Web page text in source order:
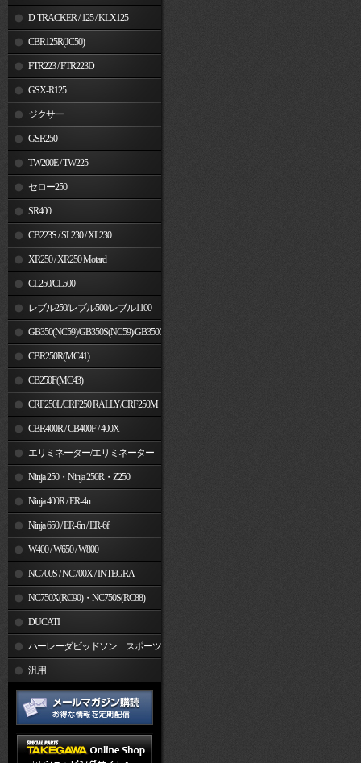
D-TRACKER / 125 / KLX125
CBR125R(JC50)
FTR223 / FTR223D
GSX-R125
ジクサー
GSR250
TW200E / TW225
セロー250
SR400
CB223S / SL230 / XL230
XR250 / XR250 Motard
CL250/CL500
レブル250/レブル500/レブル1100
GB350(NC59)/GB350S(NC59)/GB350C(NC64)
CBR250R(MC41)
CB250F(MC43)
CRF250L/CRF250 RALLY/CRF250M
CBR400R / CB400F / 400X
エリミネーター/エリミネーター
SE Ninja 250・Ninja 250R・Z250
Ninja 400R / ER-4n
Ninja 650 / ER-6n / ER-6f
W400 / W650 / W800
NC700S / NC700X / INTEGRA
NC750X(RC90)・NC750S(RC88)
DUCATI
ハーレーダビッドソン スポーツ
スター汎用